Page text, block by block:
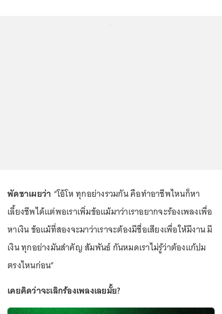
พัดชาเผยว่า “โอ้โห ทุกอย่างรวมกัน คือทำอาชีพไหนก็หา
เลี้ยงชีพได้แต่พอเราเพิ่มข้อแม้มาว่าเราอยากจะร้องเพลงเพื่อ
หาเงิน ข้อแม้ที่สองจะมาว่าเราจะต้องมีชื่อเสียงเพื่อให้มีงาน มี
เงิน ทุกอย่างมันสำคัญ สัมพันธ์ กันหมดเราไม่รู้ว่าต้องแก้ปม
ตรงไหนก่อน”
เคยคิดว่าจะเลิกร้องเพลงเลยมั้ย?